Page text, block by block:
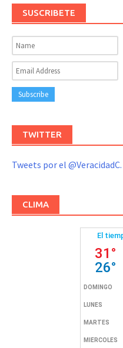
SUSCRIBETE
TWITTER
Tweets por el @VeracidadC.
CLIMA